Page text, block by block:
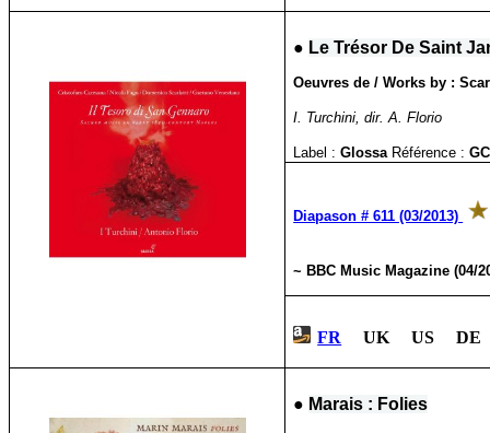
● Le Trésor De Saint
Oeuvres de / Works by :
I. Turchini, dir. A. Florio
Label : Glossa Référence :
Diapason # 611 (03/2013)
~ BBC Music Magazine (04/
FR UK US
● Marais : Folies